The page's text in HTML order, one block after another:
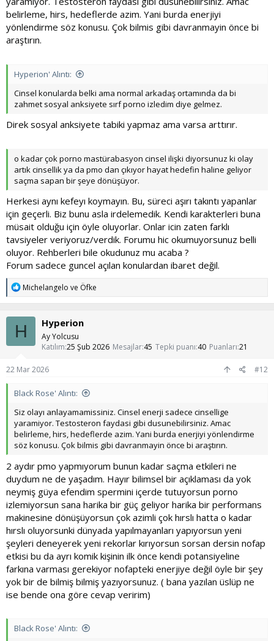
belirleme, hirs, hedeflerde azim. Yani burda enerjiyi
yönlendirme söz konusu. Çok bilmis gibi davranmayin önce bi
araştırın.
Hyperion' Alıntı:
Cinsel konularda belki ama normal arkadaş ortamında da bi
zahmet sosyal anksiyete sırf porno izledim diye gelmez.
Direk sosyal anksiyete tabiki yapmaz ama varsa arttırır.
o kadar çok porno mastürabasyon cinsel ilişki diyorsunuz ki olay
artık cinsellik ya da pmo dan çıkıyor hayat hedefin haline geliyor
saçma sapan bir şeye dönüşüyor.
Herkesi aynı kefeyı koymayın. Bu, süreci aşırı takıntı yapanlar
için geçerli. Biz bunu asla irdelemedik. Kendi karakterleri buna
müsait olduğu için öyle oluyorlar. Onlar icin zaten farklı
tavsiyeler veriyoruz/verdik. Forumu hic okumuyorsunuz belli
oluyor. Rehberleri bile okudunuz mu acaba ?
Forum sadece guncel açılan konulardan ibaret değil.
T
p
k
l
e
Michelangelo ve Öfke
H Hyperion
Ay Yolcusu
Katılım 25 Şub 2026 Mesajlar 45 Tepki puanı 40 Puanları 21
22 Mar 2026 #12
Black Rose' Alıntı:
Siz olayı anlayamamissiniz. Cinsel enerji sadece cinsellige
yaramiyor. Testosteron faydasi gibi dusunebilirsiniz. Amac
belirleme, hirs, hedeflerde azim. Yani burda enerjiyi yönlendirme
söz konusu. Çok bilmis gibi davranmayin önce bi araştırın.
2 aydır pmo yapmıyorum bunun kadar saçma etkileri ne
duydum ne de yaşadım. Hayır bilimsel bir açıklaması da yok
neymiş güya efendim spermini içerde tutuyorsun porno
izlemiyorsun sana harika bir güç geliyor harika bir performans
makinesine dönüşüyorsun çok azimli çok hırslı hatta o kadar
hırslı oluyorsunki dünyada yapılmayanları yapıyorsun yeni
şeyleri deneyerek yeni rekorlar kırıyorsun sorsan dersin nofap
etkisi bu da ayrı komik kişinin ilk önce kendi potansiyeline
farkına varması gerekiyor nofapteki enerjiye değil öyle bir şey
yok bir de bilmiş bilmiş yazıyorsunuz. ( bana yazılan üslüp ne
ise bende ona göre cevap veririm)
Black Rose' Alıntı: